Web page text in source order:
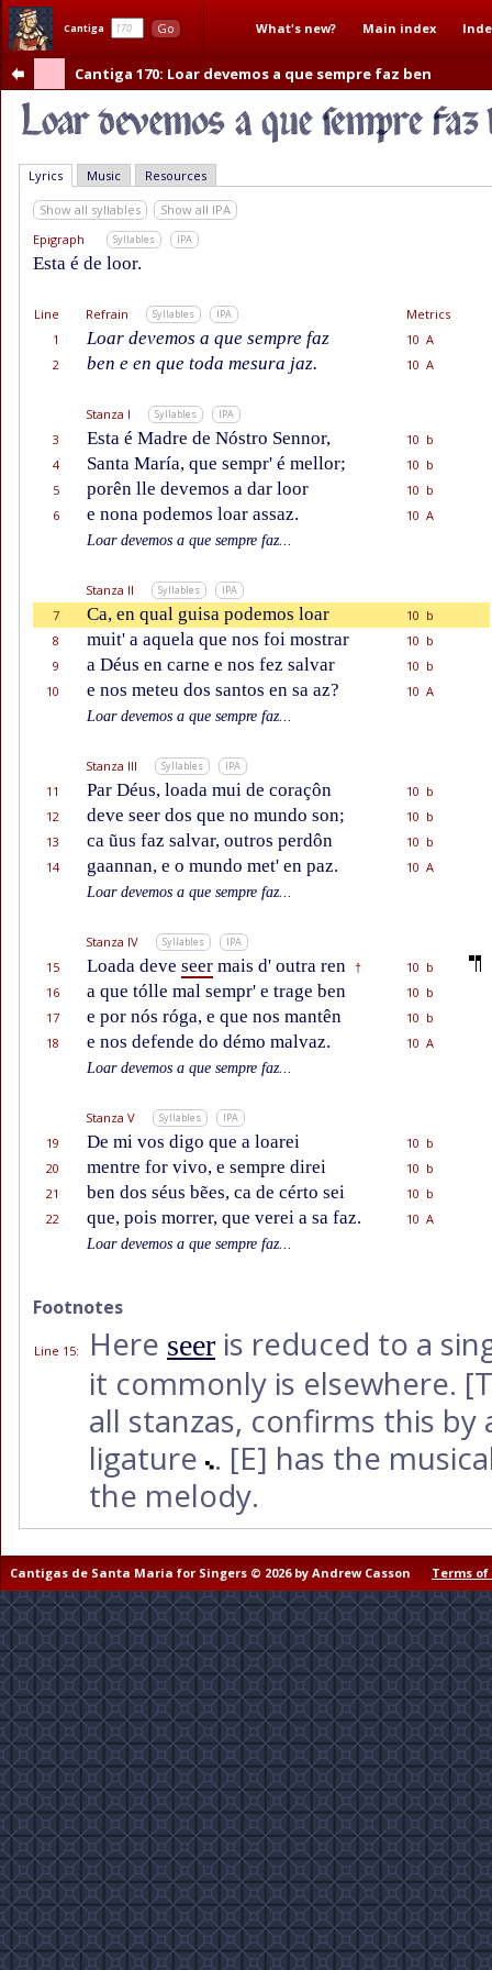
Cantiga Go What's new? Main index
Cantiga 170: Loar devemos a que sempre faz ben
Lyrics Music Resources
Show all syllables
Show all IPA
Epigraph
Syllables IPA
Esta é de loor.
Line Refrain Syllables IPA
Metrics
1
Loar devemos a que sempre faz
10 A
2
ben e en que toda mesura jaz. 10 A
Stanza I Syllables IPA
3 Esta é Madre de Nóstro Sennor,
10 b
4
Santa María, que sempr' é mellor;
10 b
5
porên lle devemos a dar loor
10 b
6
e nona podemos loar assaz.
10 A
Loar devemos a que sempre faz...
Stanza II Syllables IPA
7 Ca, en qual guisa podemos loar
10 b
8
muit' a aquela que nos foi mostrar
10 b
9
a Déus en carne e nos fez salvar
10 b
10
e nos meteu dos santos en sa az?
10 A
Loar devemos a que sempre faz...
Stanza III Syllables IPA
11 Par Déus, loada mui de coraçôn
10 b
12
deve seer dos que no mundo son;
10 b
13
ca ũus faz salvar, outros perdôn
10 b
14
gaannan, e o mundo met' en paz.
10 A
Loar devemos a que sempre faz...
Stanza IV Syllables IPA
15 Loada deve seer mais d' outra ren †
10 b
16
a que tólle mal sempr' e trage ben
10 b
17
e por nós róga, e que nos mantên
10 b
18
e nos defende do démo malvaz.
10 A
Loar devemos a que sempre faz...
Stanza V Syllables IPA
19 De mi vos digo que a loarei
10 b
20
mentre for vivo, e sempre direi
10 b
21
ben dos séus bẽes, ca de cérto sei
10 b
22
que, pois morrer, que verei a sa faz.
10 A
Loar devemos a que sempre faz...
Footnotes
Line 15: Here seer is reduced to a
it commonly is elsewhere.
all stanzas, confirms this
ligature . [E] has the
the melody.
Cantigas de Santa Maria for Singers © 2026 by Andrew Casson Terms of